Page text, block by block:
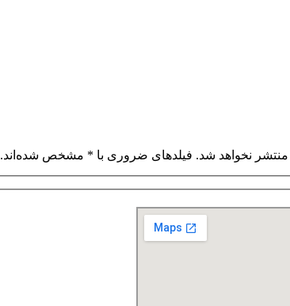
منتشر نخواهد شد. فیلدهای ضروری با * مشخص شده‌اند.